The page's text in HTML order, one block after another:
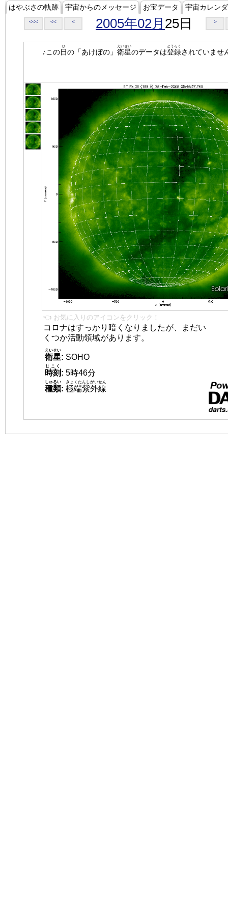
はやぶさの軌跡 宇宙からのメッセージ お宝データ 宇宙カレン
<<< << < 2005年02月 25日 >
♪この日
ひ
の「あけぼの」 衛星
えいせい
のデータは登録
とうろく
されていませ
👈 お気に入りのアイコンをクリック！
コロナはすっかり暗くなりましたが、まだい
くつか活動領域があります。
衛星
えいせい
: SOHO
時刻
じこく
: 5時46分
種類
しゅるい
: 極端紫外線
きょくたんしがいせん